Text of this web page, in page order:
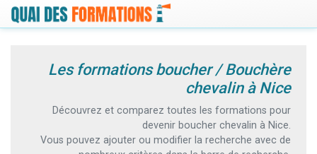
Les formations boucher / Bouchère
chevalin à Nice
Découvrez et comparez toutes les formations pour
devenir boucher chevalin à Nice.
Vous pouvez ajouter ou modifier la recherche avec de